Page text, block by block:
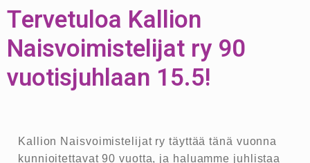
Tervetuloa Kallion
Naisvoimistelijat ry 90
vuotisjuhlaan 15.5!
Kallion Naisvoimistelijat ry täyttää tänä vuonna
kunnioitettavat 90 vuotta, ja haluamme juhlistaa